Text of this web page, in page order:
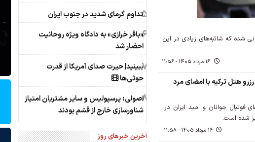
شده که شائبه‌های زیادی در این
هتل ترکیه با امضای مرد
جوانان و امید ایران در
شده است.
14 مرداد 1405 - 11:58
5تداوم گرمای شدید در جنوب ایران
6«باقر خرازی» به دادگاه ویژه روحانیت
احضار شد
7ببینید| حیرت صدای آمریکا از قدرت
حوثی‌ها
8اصولی: پرسپولیس و سایر مشتریان امتیاز
شناورسازی خارج از قشم بودند
آخرین خبرهای روز